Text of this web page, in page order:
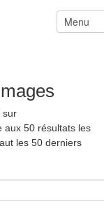
sur
aux 50 résultats les
les 50 derniers